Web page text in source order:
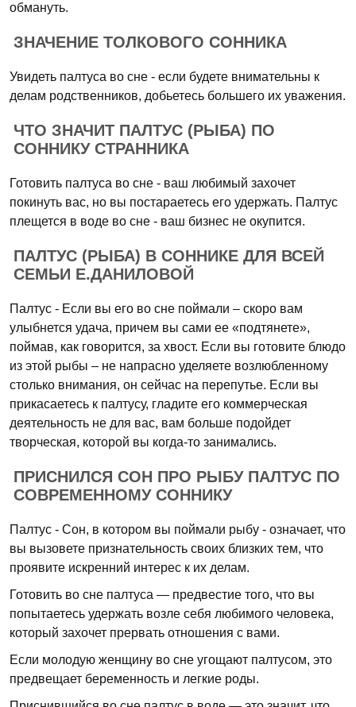
обмануть.
ЗНАЧЕНИЕ ТОЛКОВОГО СОННИКА
Увидеть палтуса во сне - если будете внимательны к
делам родственников, добьетесь большего их уважения.
ЧТО ЗНАЧИТ ПАЛТУС (РЫБА) ПО
СОННИКУ СТРАННИКА
Готовить палтуса во сне - ваш любимый захочет
покинуть вас, но вы постараетесь его удержать. Палтус
плещется в воде во сне - ваш бизнес не окупится.
ПАЛТУС (РЫБА) В СОННИКЕ ДЛЯ ВСЕЙ
СЕМЬИ Е.ДАНИЛОВОЙ
Палтус - Если вы его во сне поймали – скоро вам
улыбнется удача, причем вы сами ее «подтянете»,
поймав, как говорится, за хвост. Если вы готовите блюдо
из этой рыбы – не напрасно уделяете возлюбленному
столько внимания, он сейчас на перепутье. Если вы
прикасаетесь к палтусу, гладите его коммерческая
деятельность не для вас, вам больше подойдет
творческая, которой вы когда-то занимались.
ПРИСНИЛСЯ СОН ПРО РЫБУ ПАЛТУС ПО
СОВРЕМЕННОМУ СОННИКУ
Палтус - Сон, в котором вы поймали рыбу - означает, что
вы вызовете признательность своих близких тем, что
проявите искренний интерес к их делам.
Готовить во сне палтуса — предвестие того, что вы
попытаетесь удержать возле себя любимого человека,
который захочет прервать отношения с вами.
Если молодую женщину во сне угощают палтусом, это
предвещает беременность и легкие роды.